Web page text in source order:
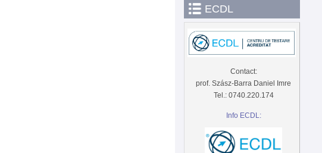
ECDL
Contact:
prof. Szász-Barra Daniel Imre
Tel.: 0740.220.174
Info ECDL: